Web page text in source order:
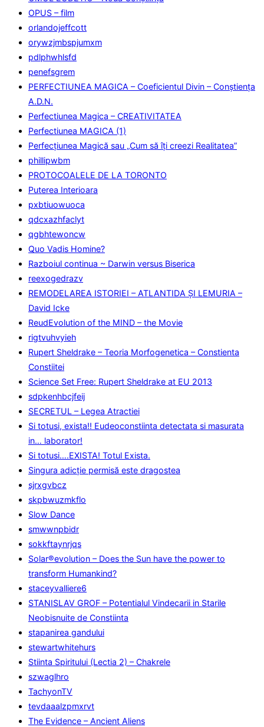
OPUS – film
orlandojeffcott
orywzjmbspjumxm
pdlphwhlsfd
penefsgrem
PERFECTIUNEA MAGICA – Coeficientul Divin – Conștiența
A.D.N.
Perfectiunea Magica – CREATIVITATEA
Perfectiunea MAGICA (1)
Perfecţiunea Magică sau „Cum să îţi creezi Realitatea”
phillipwbm
PROTOCOALELE DE LA TORONTO
Puterea Interioara
pxbtiuowuoca
qdcxazhfaclyt
qgbhtewoncw
Quo Vadis Homine?
Razboiul continua ~ Darwin versus Biserica
reexogedrazv
REMODELAREA ISTORIEI – ATLANTIDA ȘI LEMURIA –
David Icke
ReudEvolution of the MIND – the Movie
rigtvuhvyieh
Rupert Sheldrake – Teoria Morfogenetica – Constienta
Constiitei
Science Set Free: Rupert Sheldrake at EU 2013
sdpkenhbcjfeij
SECRETUL – Legea Atractiei
Si totusi, exista!! Eudeoconstiinta detectata si masurata
in… laborator!
Si totusi….EXISTA! Totul Exista.
Singura adicţie permisă este dragostea
sjrxgvbcz
skpbwuzmkflo
Slow Dance
smwwnpbidr
sokkftaynrjqs
Solar®evolution – Does the Sun have the power to
transform Humankind?
staceyvalliere6
STANISLAV GROF – Potentialul Vindecarii in Starile
Neobisnuite de Constiinta
stapanirea gandului
stewartwhitehurs
Stiinta Spiritului (Lectia 2) – Chakrele
szwaglhro
TachyonTV
tevdaaalzpmxrvt
The Evidence – Ancient Aliens